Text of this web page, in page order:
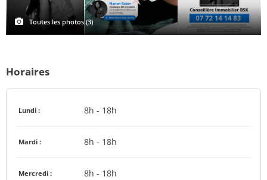
Toutes les photos (3)
Horaires
Lundi : 8h - 18h
Mardi : 8h - 18h
Mercredi : 8h - 18h